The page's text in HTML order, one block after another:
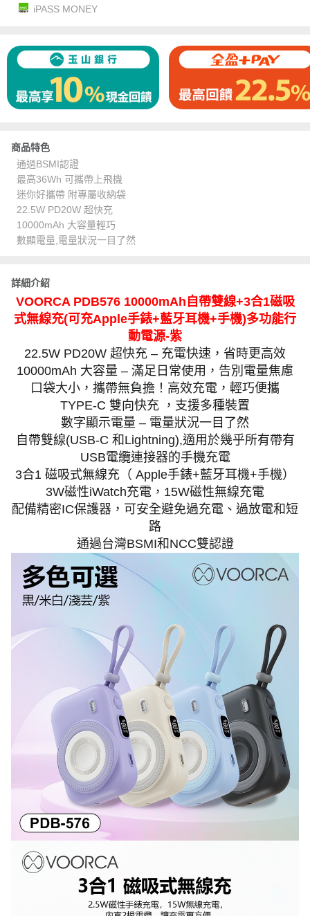
iPASS MONEY
商品特色
通過BSMI認證
最高36Wh 可攜帶上飛機
迷你好攜帶 附專屬收納袋
22.5W PD20W 超快充
10000mAh 大容量輕巧
數顯電量,電量狀況一目了然
詳細介紹
VOORCA PDB576 10000mAh自帶雙線+3合1磁吸
式無線充(可充Apple手錶+藍牙耳機+手機)多功能行
動電源-紫
22.5W PD20W 超快充 – 充電快速，省時更高效
10000mAh 大容量 – 滿足日常使用，告別電量焦慮
口袋大小，攜帶無負擔！高效充電，輕巧便攜
TYPE-C 雙向快充 ，支援多種裝置
數字顯示電量 – 電量狀況一目了然
自帶雙線(USB-C 和Lightning),適用於幾乎所有帶有
USB電纜連接器的手機充電
3合1 磁吸式無線充（ Apple手錶+藍牙耳機+手機）
3W磁性iWatch充電，15W磁性無線充電
配備精密IC保護器，可安全避免過充電、過放電和短
路
通過台灣BSMI和NCC雙認證